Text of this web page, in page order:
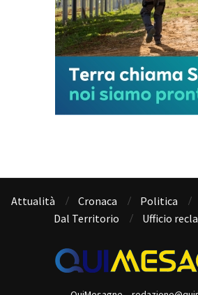
Attualità Cronaca Politica
Dal Territorio
Ufficio